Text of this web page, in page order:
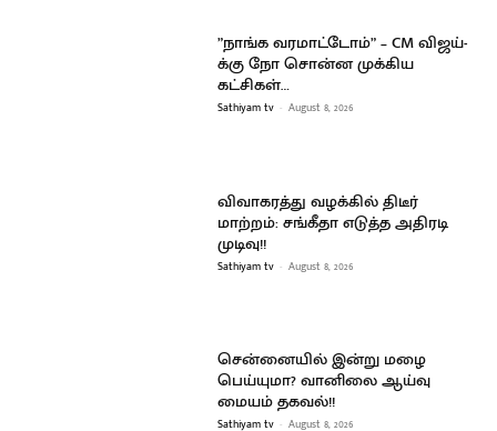
”நாங்க வரமாட்டோம்” – CM விஜய்-
க்கு நோ சொன்ன முக்கிய
கட்சிகள்…
Sathiyam tv - August 8, 2026
விவாகரத்து வழக்கில் திடீர்
மாற்றம்: சங்கீதா எடுத்த அதிரடி
முடிவு!!
Sathiyam tv - August 8, 2026
சென்னையில் இன்று மழை
பெய்யுமா? வானிலை ஆய்வு
மையம் தகவல்!!
Sathiyam tv - August 8, 2026